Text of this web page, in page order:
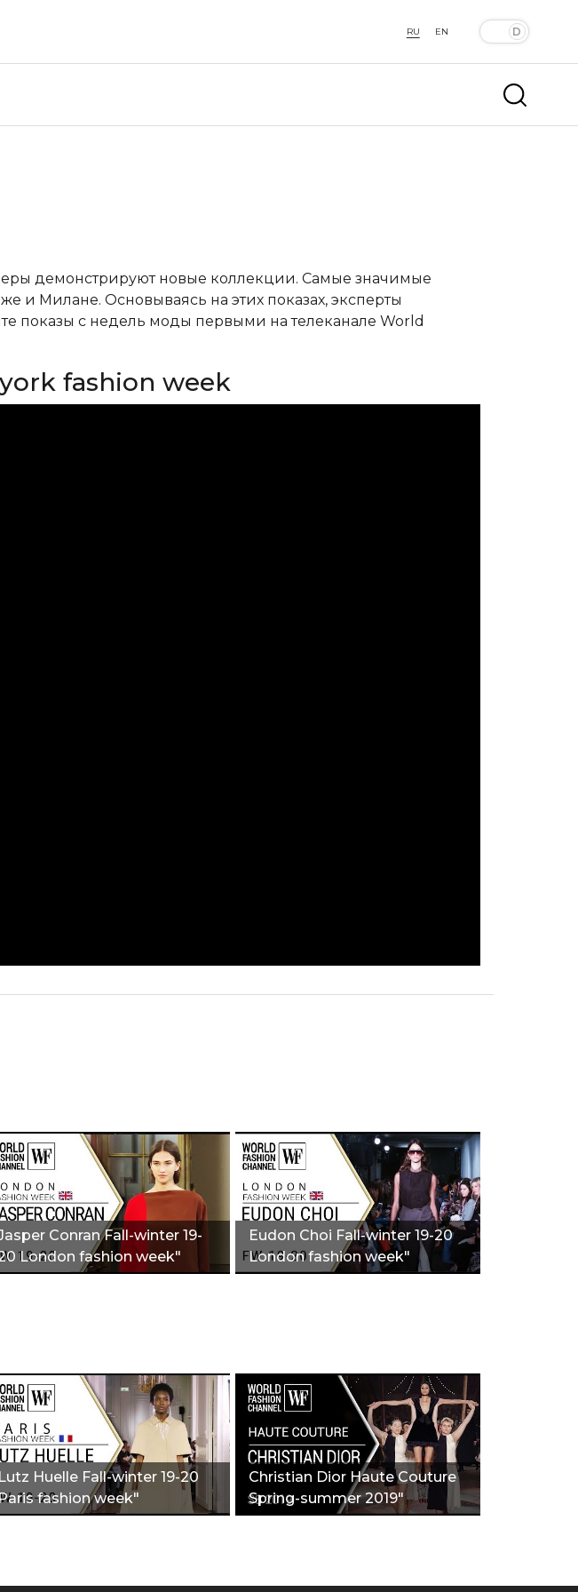
RU EN
демонстрируют новые коллекции. Самые значимые
и Милане. Основываясь на этих показах, эксперты
показы с недель моды первыми на телеканале World
fashion week
Conran Fall-winter 19-
London fashion week"
Eudon Choi Fall-winter 19-20
London fashion week"
Lutz Huelle Fall-winter 19-20
fashion week"
Christian Dior Haute Couture
Spring-summer 2019"